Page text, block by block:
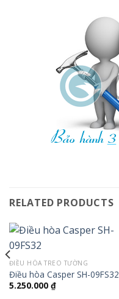
RELATED PRODUCTS
ĐIỀU HÒA TREO TƯỜNG
Điều hòa Casper SH-09FS32
5.250.000 ₫